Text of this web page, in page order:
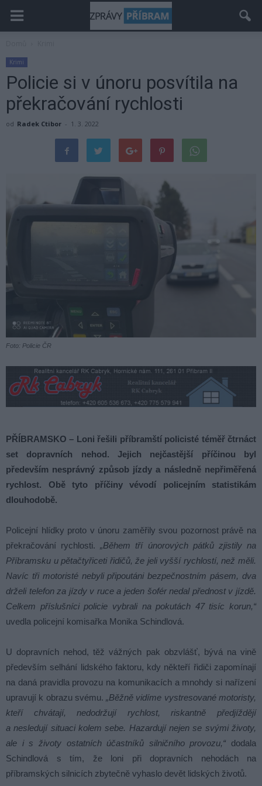
Krimi
Policie si v únoru posvítila na
překračování rychlosti
od Radek Ctibor - 1. 3. 2022
Foto: Policie ČR
PŘÍBRAMSKO – Loni řešili příbramští policisté téměř čtrnáct
set dopravních nehod. Jejich nejčastější příčinou byl
především nesprávný způsob jízdy a následně nepřiměřená
rychlost. Obě tyto příčiny vévodí policejním statistikám
dlouhodobě.
Policejní hlídky proto v únoru zaměřily svou pozornost právě na
překračování rychlosti.„Během tří únorových pátků zjistily na
Příbramsku u pětačtyřiceti řidičů, že jeli vyšší rychlostí, než měli.
Navíc tři motoristé nebyli připoutáni bezpečnostním pásem, dva
drželi telefon za jízdy v ruce a jeden šofér nedal přednost v jízdě.
Celkem příslušníci policie vybrali na pokutách 47 tisíc korun,“
uvedla policejní komisařka Monika Schindlová.
U dopravních nehod, těž vážných pak obzvlášť, bývá na vině
především selhání lidského faktoru, kdy někteří řidiči zapomínají
na daná pravidla provozu na komunikacích a mnohdy si nařízení
upravují k obrazu svému.„Běžně vidíme vystresované motoristy,
kteří chvátají, nedodržují rychlost, riskantně předjíždějí
a nesledují situaci kolem sebe. Hazardují nejen se svými životy,
ale i s životy ostatních účastníků silničního provozu,“ dodala
Schindlová s tím, že loni při dopravních nehodách na
příbramských silnicích zbytečně vyhaslo devět lidských životů.